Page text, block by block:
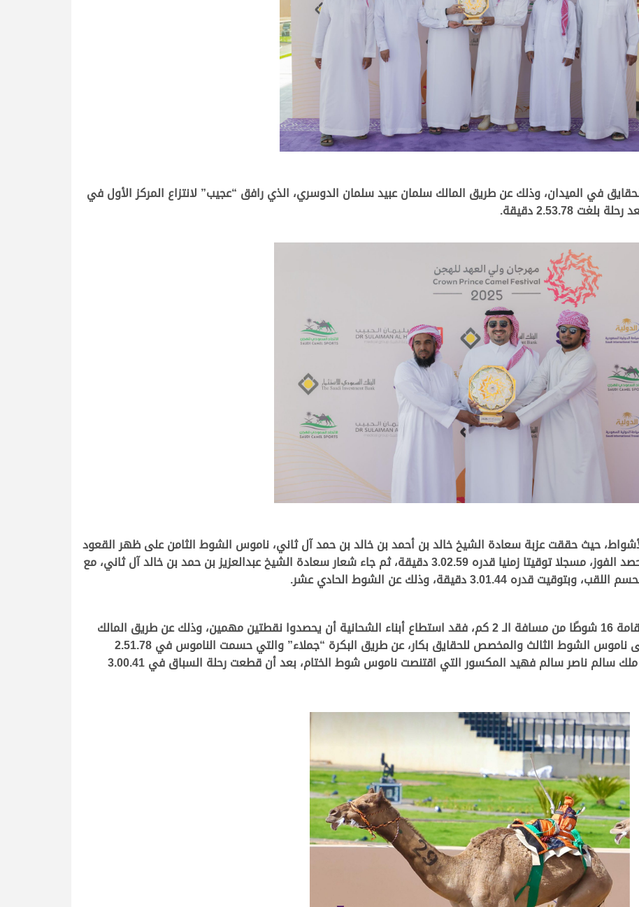
في الميدان، وذلك عن طريق المالك سلمان عبيد سلمان الدوسري، الذي رافق “عجيب” لانتزاع المركز الأول في
2.53.78 دقيقة.
حيث حققت عزبة سعادة الشيخ خالد بن أحمد بن خالد بن حمد آل ثاني، ناموس الشوط الثامن على ظهر القعود
“وقاد” الذي رافقه المضمر علي مانع اليامي لحصد الفوز، مسجلا توقيتا زمنيا قدره 3.02.59 دقيقة، ثم جاء شعار سعادة الشيخ عبدالعزيز بن حمد بن خالد آل ثاني، مع
دقيقة، وذلك عن الشوط الحادي عشر.
وفي منافسات الفترة الصباحية, والتي تضمن إقامة 16 شوطًا من مسافة الـ 2 كم، فقد استطاع أبناء الشحانية أن يحصدوا نقطتين مهمين، وذلك عن طريق المالك
محمد ناصر محمد حطاب الكعبي، الذي حصل على ناموس الشوط الثالث والمخصص للحقايق بكار، عن طريق البكرة “جملاء” والتي حسمت الناموس في 2.51.78
دقيقة، والنقطة الثانية، كانت عن طريق “صبا” ملك سالم ناصر سالم فهيد المكسور التي اقتنصت ناموس شوط الختام، بعد أن قطعت رحلة السباق في 3.00.41